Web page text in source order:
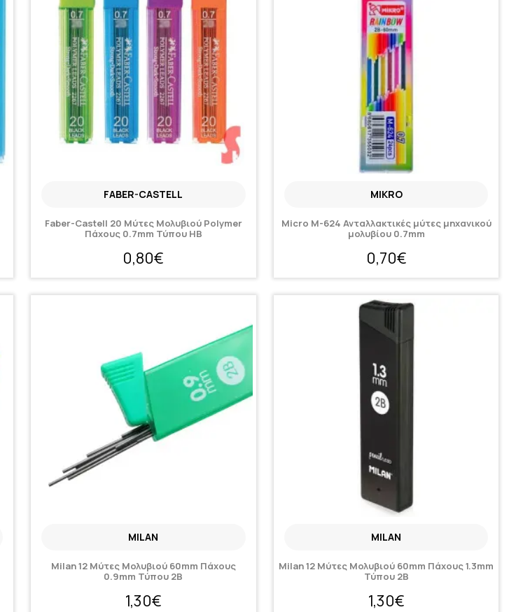
FABER-CASTELL
Faber-Castell 20 Μύτες Μολυβιού Polymer
Πάχους 0.7mm Τύπου HB
0,80€
MIKRO
Micro M-624 Ανταλλακτικές μύτες μηχανικού
μολυβίου 0.7mm
0,70€
MILAN
Milan 12 Μύτες Μολυβιού 60mm Πάχους
0.9mm Τύπου 2B
1,30€
MILAN
Milan 12 Μύτες Μολυβιού 60mm Πάχους 1.3mm
Τύπου 2B
1,30€